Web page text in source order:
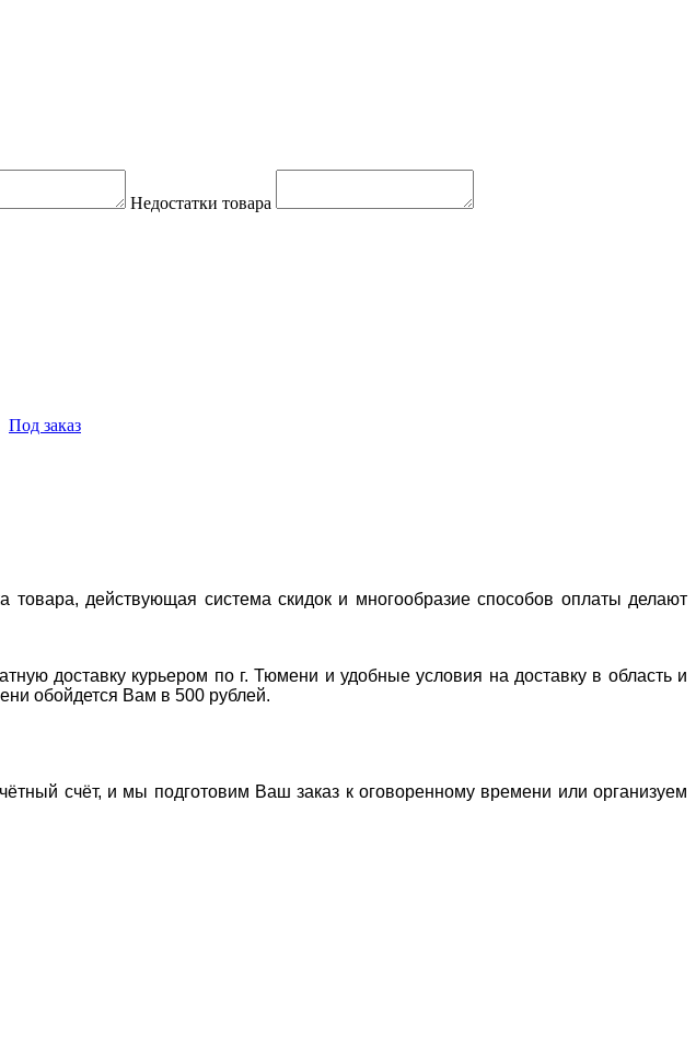
Недостатки товара
Под заказ
действующая система скидок и многообразие способов оплаты делают
доставку курьером по г. Тюмени и удобные условия на доставку в область и
обойдется Вам в 500 рублей.
счёт, и мы подготовим Ваш заказ к оговоренному времени или организуем